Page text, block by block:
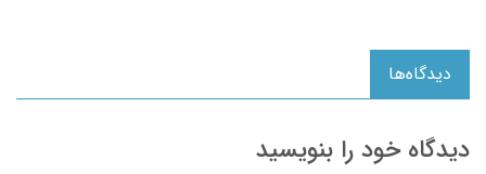
دیدگاه‌ها
دیدگاه خود را بنویسید